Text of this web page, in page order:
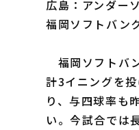
広島：アンダー
福岡ソフトバン
福岡ソフトバ
計3イニングを
り、与四球率も
い。今試合では